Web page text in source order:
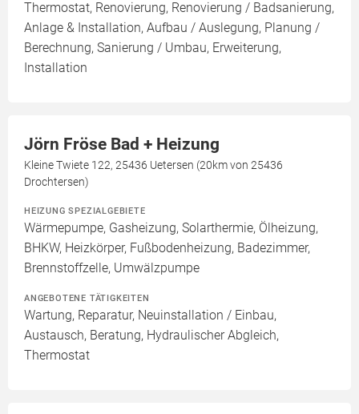
Thermostat, Renovierung, Renovierung / Badsanierung,
Anlage & Installation, Aufbau / Auslegung, Planung /
Berechnung, Sanierung / Umbau, Erweiterung,
Installation
Jörn Fröse Bad + Heizung
Kleine Twiete 122, 25436 Uetersen (20km von 25436
Drochtersen)
HEIZUNG SPEZIALGEBIETE
Wärmepumpe, Gasheizung, Solarthermie, Ölheizung,
BHKW, Heizkörper, Fußbodenheizung, Badezimmer,
Brennstoffzelle, Umwälzpumpe
ANGEBOTENE TÄTIGKEITEN
Wartung, Reparatur, Neuinstallation / Einbau,
Austausch, Beratung, Hydraulischer Abgleich,
Thermostat